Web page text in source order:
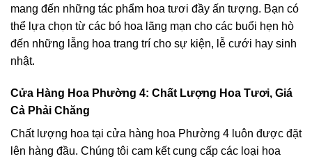
mang đến những tác phẩm hoa tươi đầy ấn tượng. Bạn có
thể lựa chọn từ các bó hoa lãng mạn cho các buổi hẹn hò
đến những lẵng hoa trang trí cho sự kiện, lễ cưới hay sinh
nhật.
Cửa Hàng Hoa Phường 4: Chất Lượng Hoa Tươi, Giá
Cả Phải Chăng
Chất lượng hoa tại cửa hàng hoa Phường 4 luôn được đặt
lên hàng đầu. Chúng tôi cam kết cung cấp các loại hoa